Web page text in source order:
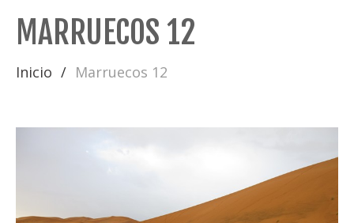
MARRUECOS 12
Inicio Marruecos 12